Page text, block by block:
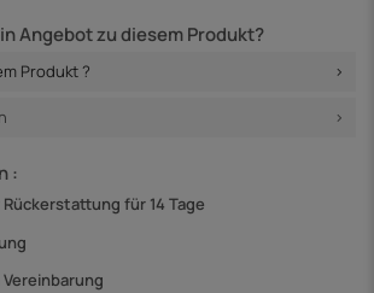
Angebot zu diesem Produkt?
Produkt ?
:
für 14 Tage